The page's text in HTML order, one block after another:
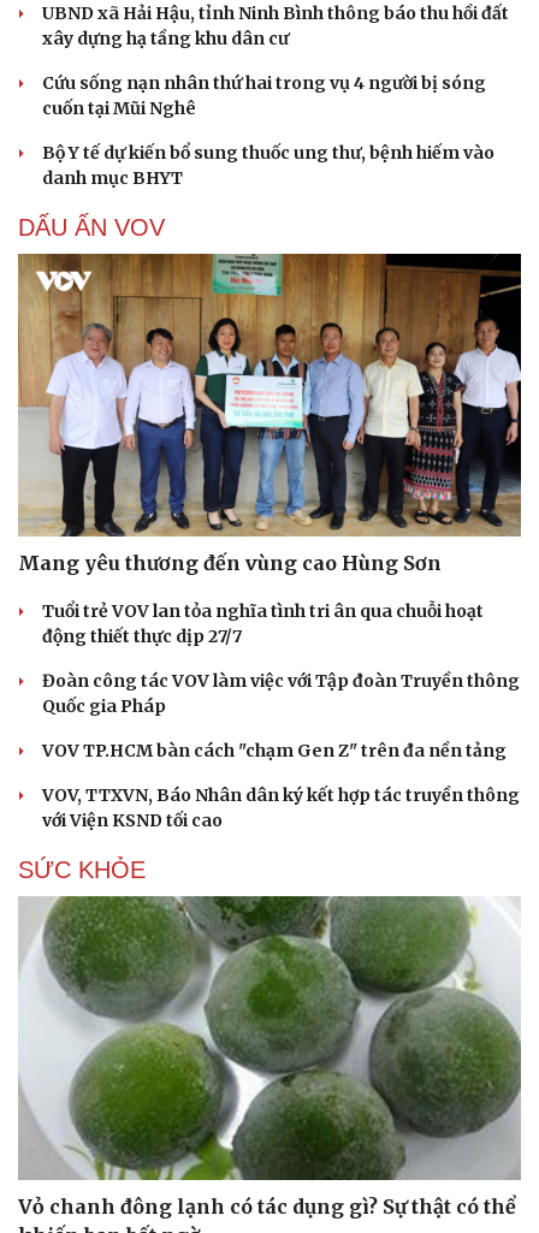
Cải chính
UBND xã Hải Hậu, tỉnh Ninh Bình thông báo thu hồi đất
xây dựng hạ tầng khu dân cư
Cứu sống nạn nhân thứ hai trong vụ 4 người bị sóng
cuốn tại Mũi Nghê
Bộ Y tế dự kiến bổ sung thuốc ung thư, bệnh hiếm vào
danh mục BHYT
DẤU ẤN VOV
Mang yêu thương đến vùng cao Hùng Sơn
Tuổi trẻ VOV lan tỏa nghĩa tình tri ân qua chuỗi hoạt
động thiết thực dịp 27/7
Đoàn công tác VOV làm việc với Tập đoàn Truyền thông
Quốc gia Pháp
VOV TP.HCM bàn cách "chạm Gen Z" trên đa nền tảng
VOV, TTXVN, Báo Nhân dân ký kết hợp tác truyền thông
với Viện KSND tối cao
SỨC KHỎE
Vỏ chanh đông lạnh có tác dụng gì? Sự thật có thể